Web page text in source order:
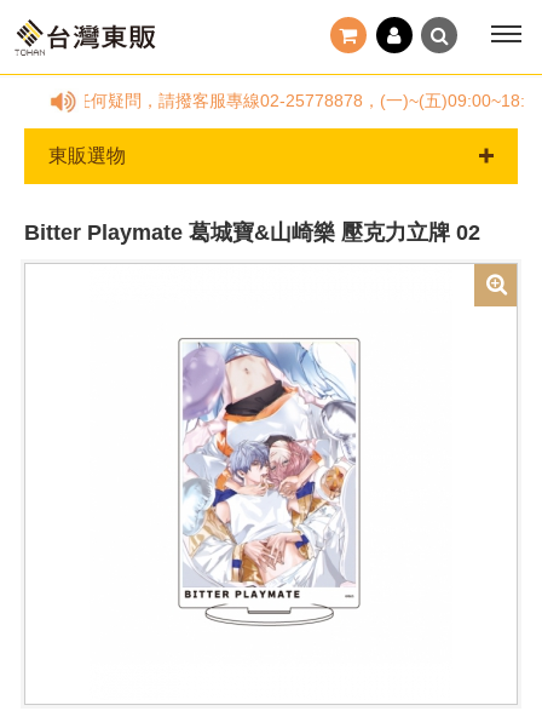
單有任何疑問，請撥客服專線02-25778878，(一)~(五)09:00~18:00
東販選物
Bitter Playmate 葛城寶&山崎樂 壓克力立牌 02